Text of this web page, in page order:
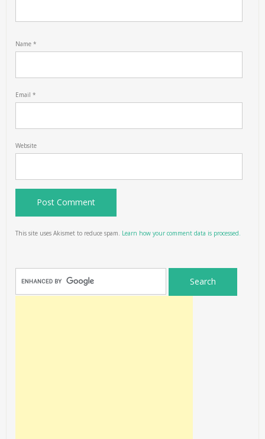
Name*
Email*
Website
This site uses Akismet to reduce spam. Learn how your comment data is processed.